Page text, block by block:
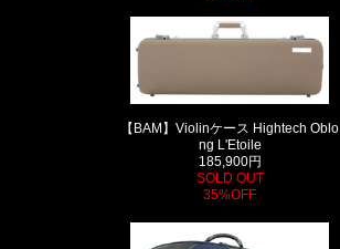
【BAM】Violinケース Hightech Oblo
ng L'Etoile
185,900円
SOLD OUT
35%OFF